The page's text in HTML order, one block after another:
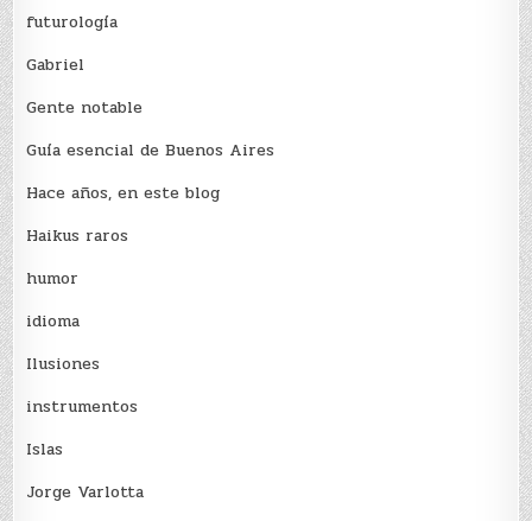
futurología
Gabriel
Gente notable
Guía esencial de Buenos Aires
Hace años, en este blog
Haikus raros
humor
idioma
Ilusiones
instrumentos
Islas
Jorge Varlotta